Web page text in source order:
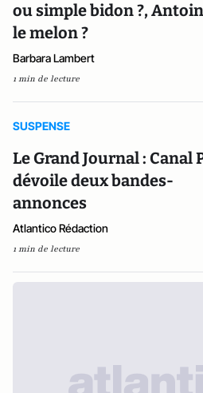
ou simple bidon ?,
le melon ?
Barbara Lambert
1 min de lecture
SUSPENSE
Le Grand Journal : Canal
dévoile deux bandes-
annonces
Atlantico Rédaction
1 min de lecture